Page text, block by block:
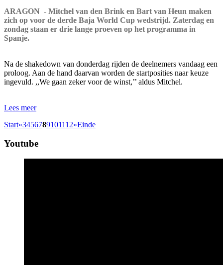
ARAGON - Mitchel van den Brink en Bart van Heun maken
zich op voor de derde Baja World Cup wedstrijd. Zaterdag en
zondag staan er drie lange proeven op het programma in
Spanje.
Na de shakedown van donderdag rijden de deelnemers vandaag een
proloog. Aan de hand daarvan worden de startposities naar keuze
ingevuld. ,,We gaan zeker voor de winst,’’ aldus Mitchel.
Lees meer
Start«3456789101112»Einde
Youtube